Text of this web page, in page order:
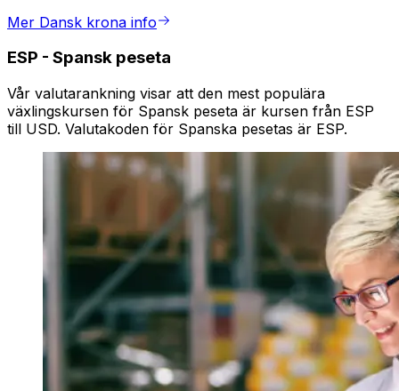
Mer Dansk krona info
ESP - Spansk peseta
Vår valutarankning visar att den mest populära
växlingskursen för Spansk peseta är kursen från ESP
till USD. Valutakoden för Spanska pesetas är ESP.